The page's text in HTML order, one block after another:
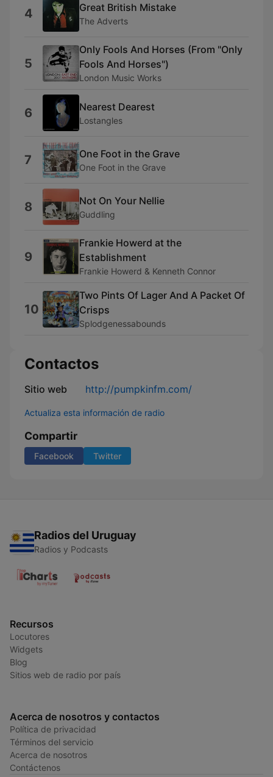
4 Great British Mistake
The Adverts
5
Only Fools And Horses (From "Only
Fools And Horses")
London Music Works
6 Nearest Dearest
Lostangles
7 One Foot in the Grave
One Foot in the Grave
8 Not On Your Nellie
Guddling
9
Frankie Howerd at the
Establishment
Frankie Howerd & Kenneth Connor
10
Two Pints Of Lager And A Packet Of
Crisps
Splodgenessabounds
Contactos
Sitio web http://pumpkinfm.com/
Actualiza esta información de radio
Compartir
Facebook Twitter
Radios del Uruguay
Radios y Podcasts
Recursos
Locutores
Widgets
Blog
Sitios web de radio por país
Acerca de nosotros y contactos
Política de privacidad
Términos del servicio
Acerca de nosotros
Contáctenos